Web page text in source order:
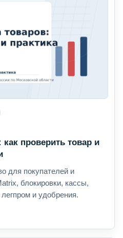
проверить товар и
для покупателей и
блокировки, кассы,
и удобрения.